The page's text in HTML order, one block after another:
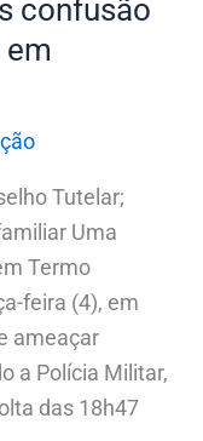
confusão
Tutelar;
Uma
Termo
feira (4), em
ameaçar
a Polícia Militar,
das 18h47